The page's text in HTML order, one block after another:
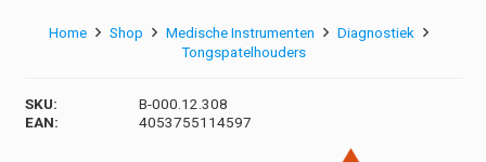
Home Shop Medische Instrumenten
Diagnostiek
Tongspatelhouders
SKU:
B-000.12.308
EAN:
4053755114597